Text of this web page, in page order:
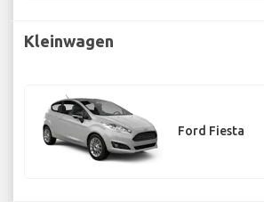
Kleinwagen
Ford Fiesta